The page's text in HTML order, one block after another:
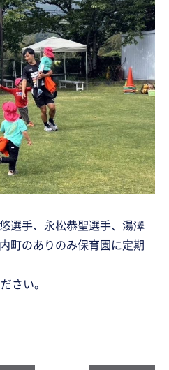
選手、永松恭聖選手、湯澤
町のありのみ保育園に定期
さい。